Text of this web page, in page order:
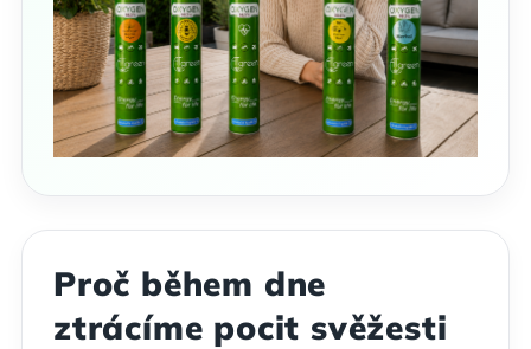
Proč během dne
ztrácíme pocit svěžesti